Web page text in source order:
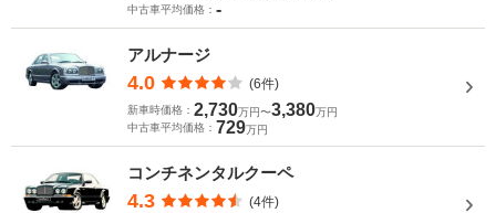
中古車平均価格： -
アルナージ
4.0 (6件)
新車時価格： 2,730万円〜3,380万円
中古車平均価格： 729万円
コンチネンタルクーペ
4.3 (4件)